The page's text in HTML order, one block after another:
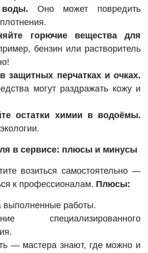
Оно может повредить
горючие вещества для
бензин или растворитель
защитных перчатках и очках.
могут раздражать кожу и
остатки химии в водоёмы.
в сервисе: плюсы и минусы
возиться самостоятельно —
к профессионалам. Плюсы:
выполненные работы.
специализированного
— мастера знают, где можно и